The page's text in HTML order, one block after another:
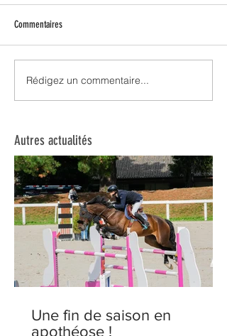
Un été prometteur !
Commentaires
Rédigez un commentaire...
Autres actualités
Une fin de saison en
apothéose !